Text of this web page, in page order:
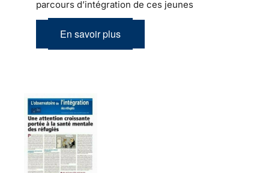
parcours d’intégration de ces jeunes
En savoir plus